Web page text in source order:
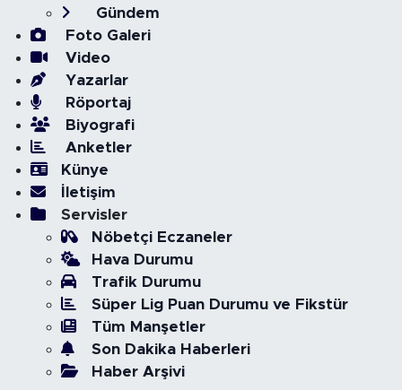
Gündem
Foto Galeri
Video
Yazarlar
Röportaj
Biyografi
Anketler
Künye
İletişim
Servisler
Nöbetçi Eczaneler
Hava Durumu
Trafik Durumu
Süper Lig Puan Durumu ve Fikstür
Tüm Manşetler
Son Dakika Haberleri
Haber Arşivi